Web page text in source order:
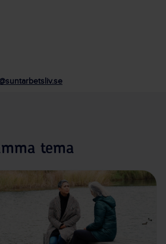
tema